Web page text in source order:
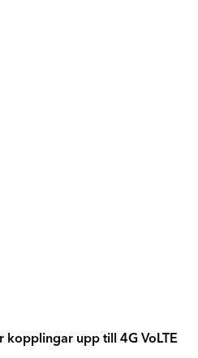
kopplingar upp till 4G VoLTE